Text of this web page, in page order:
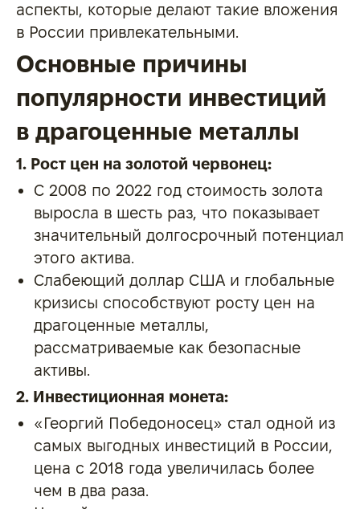
аспекты, которые делают такие вложения
в России привлекательными.
Основные причины
популярности инвестиций
в драгоценные металлы
1. Рост цен на золотой червонец:
С 2008 по 2022 год стоимость золота
выросла в шесть раз, что показывает
значительный долгосрочный потенциал
этого актива.
Слабеющий доллар США и глобальные
кризисы способствуют росту цен на
драгоценные металлы,
рассматриваемые как безопасные
активы.
2. Инвестиционная монета:
«Георгий Победоносец» стал одной из
самых выгодных инвестиций в России,
цена с 2018 года увеличилась более
чем в два раза.